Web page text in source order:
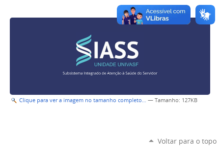
Clique para ver a imagem no tamanho completo… — Tamanho: 127KB
Voltar para o topo